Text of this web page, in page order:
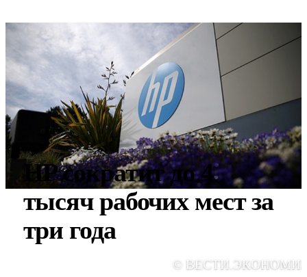
HP сократит до 4
тысяч рабочих мест за
три года
©